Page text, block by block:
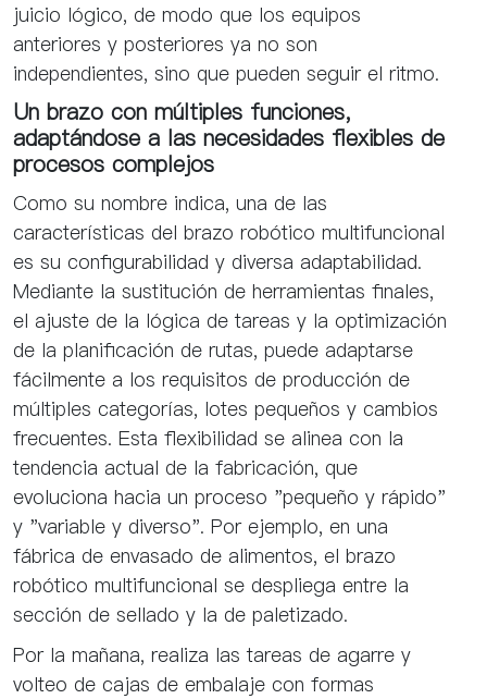
juicio lógico, de modo que los equipos
anteriores y posteriores ya no son
independientes, sino que pueden seguir el ritmo.
Un brazo con múltiples funciones,
adaptándose a las necesidades flexibles de
procesos complejos
Como su nombre indica, una de las
características del brazo robótico multifuncional
es su configurabilidad y diversa adaptabilidad.
Mediante la sustitución de herramientas finales,
el ajuste de la lógica de tareas y la optimización
de la planificación de rutas, puede adaptarse
fácilmente a los requisitos de producción de
múltiples categorías, lotes pequeños y cambios
frecuentes. Esta flexibilidad se alinea con la
tendencia actual de la fabricación, que
evoluciona hacia un proceso "pequeño y rápido"
y "variable y diverso". Por ejemplo, en una
fábrica de envasado de alimentos, el brazo
robótico multifuncional se despliega entre la
sección de sellado y la de paletizado.
Por la mañana, realiza las tareas de agarre y
volteo de cajas de embalaje con formas